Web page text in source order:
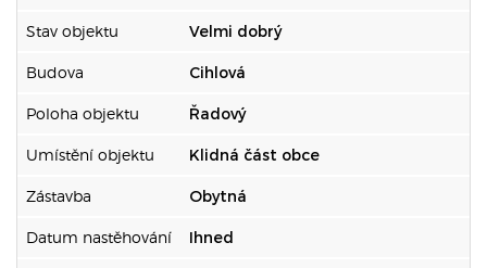
Stav objektu Velmi dobrý
Budova Cihlová
Poloha objektu Řadový
Umístění objektu Klidná část obce
Zástavba Obytná
Datum nastěhování Ihned